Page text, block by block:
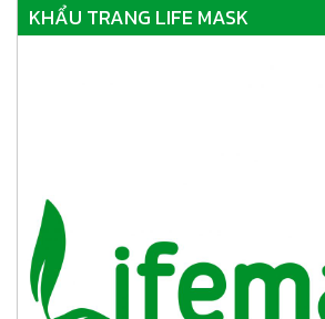
KHẨU TRANG LIFE MASK